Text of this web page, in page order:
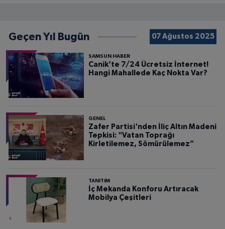
Geçen Yıl Bugün 07 Ağustos 2025
SAMSUN HABER
Canik’te 7/24 Ücretsiz İnternet!
Hangi Mahallede Kaç Nokta Var?
GENEL
Zafer Partisi'nden İliç Altın Madeni
Tepkisi: “Vatan Toprağı
Kirletilemez, Sömürülemez”
TANITIM
İç Mekanda Konforu Artıracak
Mobilya Çeşitleri